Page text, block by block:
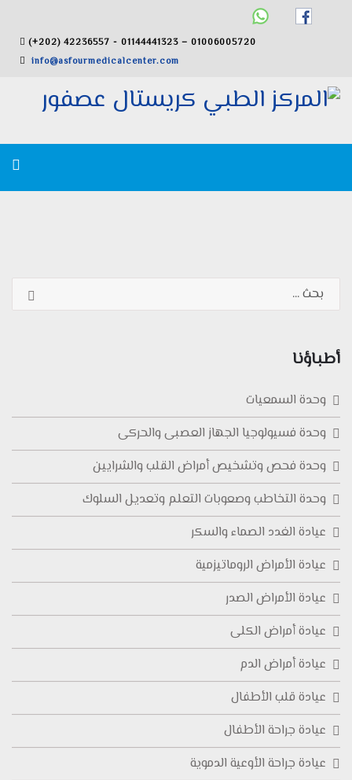
(+202) 42236557 - 01144441323 – 01006005720
info@asfourmedicalcenter.com
أطباؤنا
وحدة السمعيات
وحدة فسيولوجيا الجهاز العصبى والحركى
وحدة فحص وتشخيص أمراض القلب والشرايين
وحدة التخاطب وصعوبات التعلم وتعديل السلوك
عيادة الغدد الصماء والسكر
عيادة الأمراض الروماتيزمية
عيادة الأمراض الصدر
عيادة أمراض الكلى
عيادة أمراض الدم
عيادة قلب الأطفال
عيادة جراحة الأطفال
عيادة جراحة الأوعية الدموية